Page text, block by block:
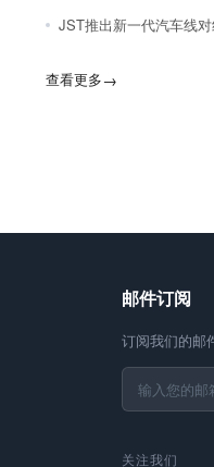
JST推出新一代汽车线
查看更多→
邮件订阅
订阅我们的邮
关注我们